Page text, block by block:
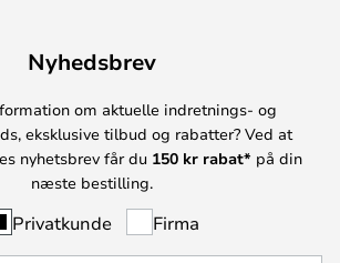
Nyhedsbrev
om aktuelle indretnings- og
eksklusive tilbud og rabatter? Ved at
nyhetsbrev får du 150 kr rabat* på din
næste bestilling.
Privatkunde Firma